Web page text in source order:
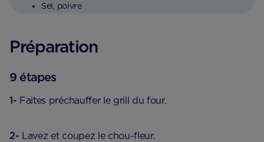
Sel, poivre
Préparation
9 étapes
1- Faites préchauffer le grill du four.
2- Lavez et coupez le chou-fleur.